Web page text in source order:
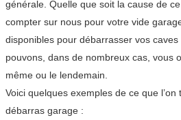
générale. Quelle que soit la cause de
compter sur nous pour votre vide
disponibles pour débarrasser vos
pouvons, dans de nombreux cas, vous
même ou le lendemain.
Voici quelques exemples de ce que
débarras garage :